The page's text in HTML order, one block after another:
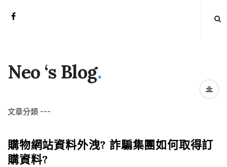
Neo ‘s Blog.
文章分類 ---
購物網站資料外洩? 詐騙集團如何取得訂
購資料?